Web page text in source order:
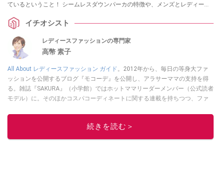
ているということ！ シームレスダウンパーカの特徴や、メンズとレディース
イチオシスト
レディースファッションの専門家
高幣 素子
All About レディースファッション ガイド。2012年から、毎日の等身大ファ
ッションを公開するブログ『モコーデ』を公開し、アラサーママの支持を得
る。雑誌『SAKURA』（小学館）ではホットママリーダーメンバー（公式読者
モデル）に。そのほかコスパコーディネートに関する連載を持ちつつ、ファ
このイチオシストの他の記事を読む
続きを読む＞